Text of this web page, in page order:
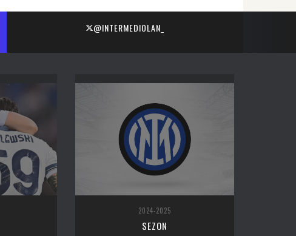
@INTERMEDIOLAN_
2024-2025
SEZON